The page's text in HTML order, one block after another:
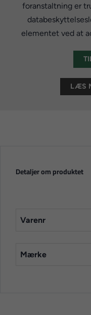
foranstaltning er
elementet ved at
LÆS
Detaljer om produktet
Varenr
Mærke